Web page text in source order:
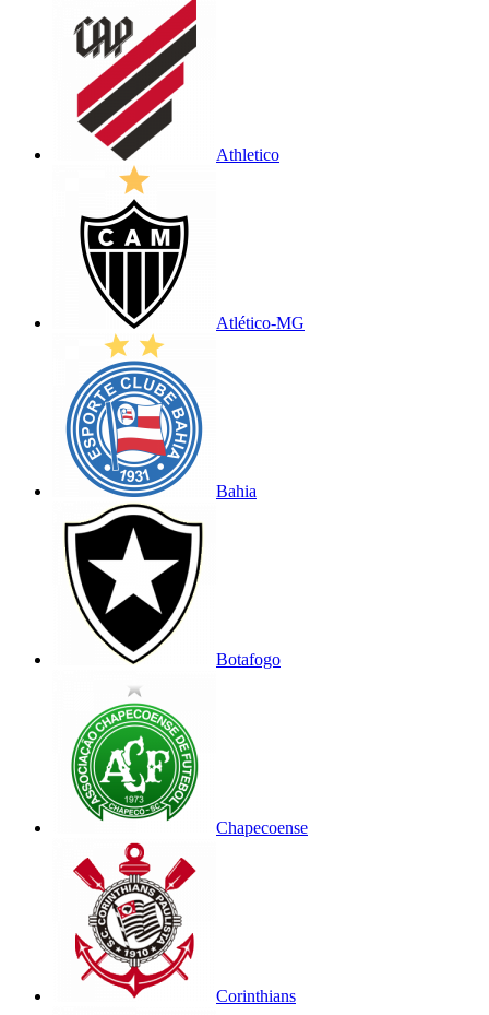
Athletico
Atlético-MG
Bahia
Botafogo
Chapecoense
Corinthians